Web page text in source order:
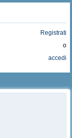
Registrati
o
accedi